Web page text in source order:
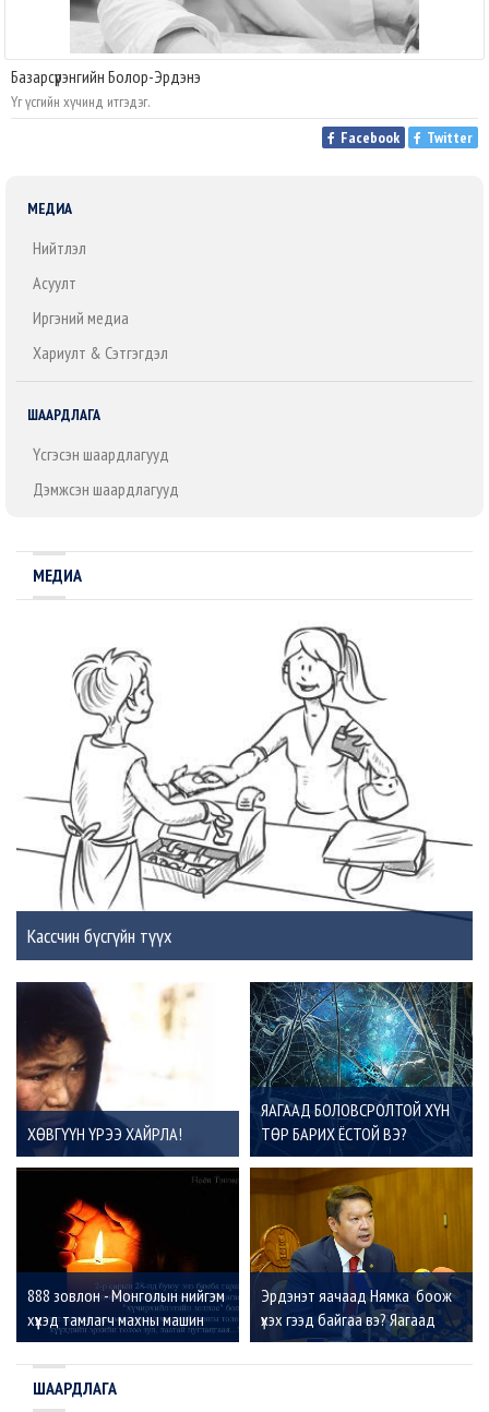
Базарсүрэнгийн Болор-Эрдэнэ
Үг үсгийн хүчинд итгэдэг.
Facebook
Twitter
МЕДИА
Нийтлэл
Асуулт
Иргэний медиа
Хариулт & Сэтгэгдэл
ШААРДЛАГА
Үүсгэсэн шаардлагууд
Дэмжсэн шаардлагууд
МЕДИА
Кассчин бүсгүйн түүх
ХӨВГҮҮН ҮРЭЭ ХАЙРЛА!
ЯАГААД БОЛОВСРОЛТОЙ ХҮН
ТӨР БАРИХ ЁСТОЙ ВЭ?
888 зовлон - Монголын нийгэм
хүүхэд тамлагч махны машин
болжээ
Эрдэнэт яачаад Нямка боож
үхэх гээд байгаа вэ? Яагаад
бид хамт боож үхэх ёстой вэ?
ШААРДЛАГА